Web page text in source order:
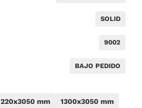
SOLID
9002
BAJO PEDIDO
mm 1300x3050 mm